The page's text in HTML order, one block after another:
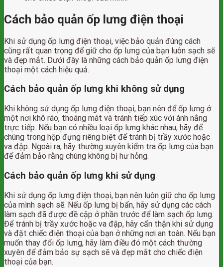
Cách bảo quản ốp lưng điện thoại
Khi sử dụng ốp lưng điện thoại, việc bảo quản đúng cách
cũng rất quan trọng để giữ cho ốp lưng của bạn luôn sạch sẽ
và đẹp mắt. Dưới đây là những cách bảo quản ốp lưng điện
thoại một cách hiệu quả.
Cách bảo quản ốp lưng khi không sử dụng
Khi không sử dụng ốp lưng điện thoại, bạn nên để ốp lưng ở
một nơi khô ráo, thoáng mát và tránh tiếp xúc với ánh nắng
trực tiếp. Nếu bạn có nhiều loại ốp lưng khác nhau, hãy để
chúng trong hộp đựng riêng biệt để tránh bị trầy xước hoặc
va đập. Ngoài ra, hãy thường xuyên kiểm tra ốp lưng của bạn
để đảm bảo rằng chúng không bị hư hỏng.
Cách bảo quản ốp lưng khi sử dụng
Khi sử dụng ốp lưng điện thoại, bạn nên luôn giữ cho ốp lưng
của mình sạch sẽ. Nếu ốp lưng bị bẩn, hãy sử dụng các cách
làm sạch đã được đề cập ở phần trước để làm sạch ốp lưng.
Để tránh bị trầy xước hoặc va đập, hãy cẩn thận khi sử dụng
và đặt chiếc điện thoại của bạn ở những nơi an toàn. Nếu bạn
muốn thay đổi ốp lưng, hãy làm điều đó một cách thường
xuyên để đảm bảo sự sạch sẽ và đẹp mắt cho chiếc điện
thoại của bạn.